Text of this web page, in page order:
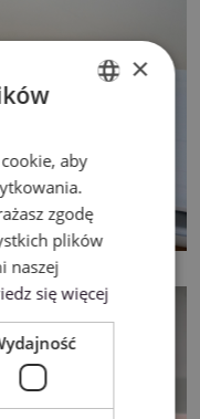
POLISH
×
aby
zgodę
plików
naszej
się więcej